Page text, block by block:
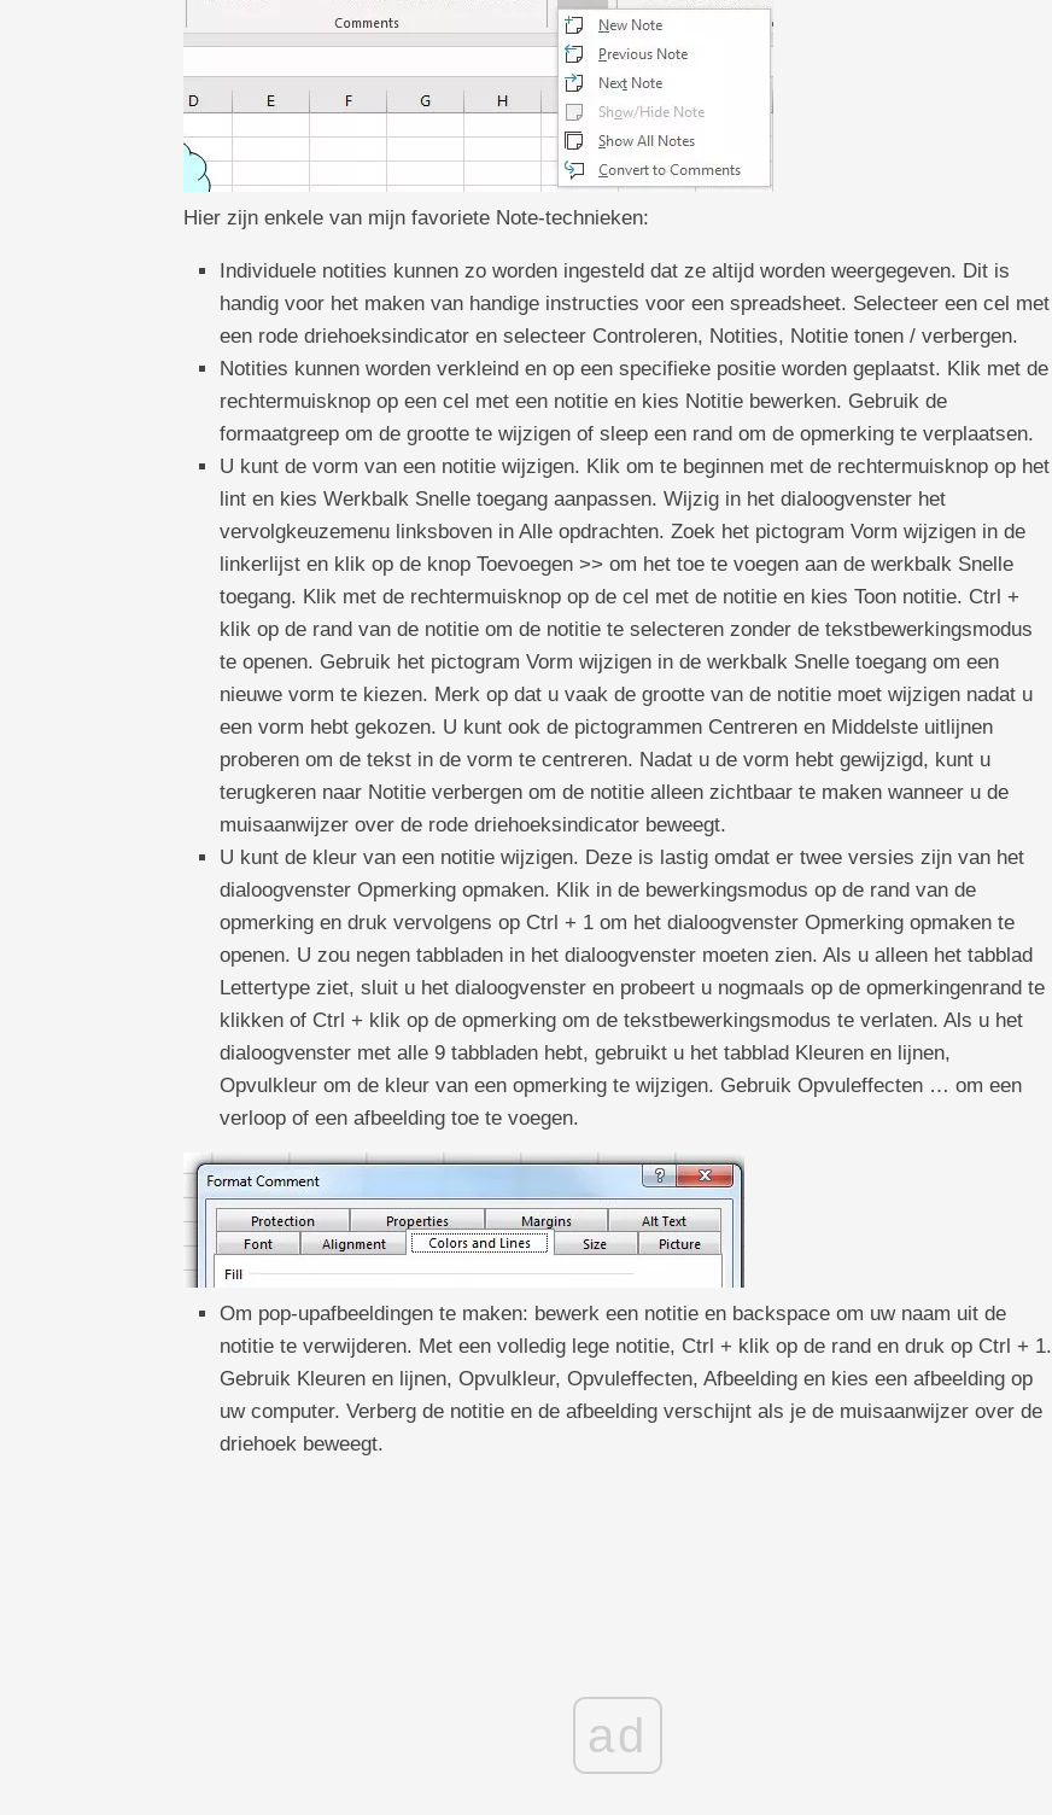
Hier zijn enkele van mijn favoriete Note-technieken:
Individuele notities kunnen zo worden ingesteld dat ze altijd worden weergegeven. Dit is
handig voor het maken van handige instructies voor een spreadsheet. Selecteer een cel met
een rode driehoeksindicator en selecteer Controleren, Notities, Notitie tonen / verbergen.
Notities kunnen worden verkleind en op een specifieke positie worden geplaatst. Klik met de
rechtermuisknop op een cel met een notitie en kies Notitie bewerken. Gebruik de
formaatgreep om de grootte te wijzigen of sleep een rand om de opmerking te verplaatsen.
U kunt de vorm van een notitie wijzigen. Klik om te beginnen met de rechtermuisknop op het
lint en kies Werkbalk Snelle toegang aanpassen. Wijzig in het dialoogvenster het
vervolgkeuzemenu linksboven in Alle opdrachten. Zoek het pictogram Vorm wijzigen in de
linkerlijst en klik op de knop Toevoegen >> om het toe te voegen aan de werkbalk Snelle
toegang. Klik met de rechtermuisknop op de cel met de notitie en kies Toon notitie. Ctrl +
klik op de rand van de notitie om de notitie te selecteren zonder de tekstbewerkingsmodus
te openen. Gebruik het pictogram Vorm wijzigen in de werkbalk Snelle toegang om een ​​
nieuwe vorm te kiezen. Merk op dat u vaak de grootte van de notitie moet wijzigen nadat u
een vorm hebt gekozen. U kunt ook de pictogrammen Centreren en Middelste uitlijnen
proberen om de tekst in de vorm te centreren. Nadat u de vorm hebt gewijzigd, kunt u
terugkeren naar Notitie verbergen om de notitie alleen zichtbaar te maken wanneer u de
muisaanwijzer over de rode driehoeksindicator beweegt.
U kunt de kleur van een notitie wijzigen. Deze is lastig omdat er twee versies zijn van het
dialoogvenster Opmerking opmaken. Klik in de bewerkingsmodus op de rand van de
opmerking en druk vervolgens op Ctrl + 1 om het dialoogvenster Opmerking opmaken te
openen. U zou negen tabbladen in het dialoogvenster moeten zien. Als u alleen het tabblad
Lettertype ziet, sluit u het dialoogvenster en probeert u nogmaals op de opmerkingenrand te
klikken of Ctrl + klik op de opmerking om de tekstbewerkingsmodus te verlaten. Als u het
dialoogvenster met alle 9 tabbladen hebt, gebruikt u het tabblad Kleuren en lijnen,
Opvulkleur om de kleur van een opmerking te wijzigen. Gebruik Opvuleffecten … om een ​​
verloop of een afbeelding toe te voegen.
Om pop-upafbeeldingen te maken: bewerk een notitie en backspace om uw naam uit de
notitie te verwijderen. Met een volledig lege notitie, Ctrl + klik op de rand en druk op Ctrl + 1.
Gebruik Kleuren en lijnen, Opvulkleur, Opvuleffecten, Afbeelding en kies een afbeelding op
uw computer. Verberg de notitie en de afbeelding verschijnt als je de muisaanwijzer over de
driehoek beweegt.
ad